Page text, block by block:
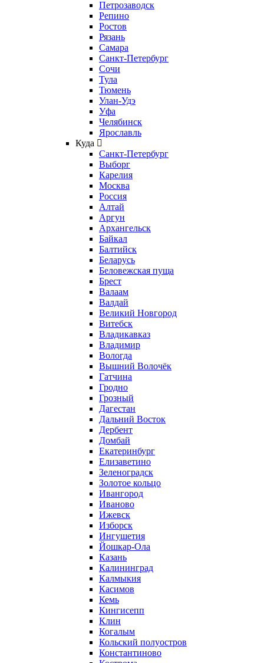
Петрозаводск
Репино
Ростов
Рязань
Самара
Санкт-Петербург
Сочи
Тула
Тюмень
Улан-Удэ
Уфа
Челябинск
Ярославль
Куда
Санкт-Петербург
Выборг
Карелия
Москва
Россия
Алтай
Аргун
Архангельск
Байкал
Балтийск
Беларусь
Беловежская пуща
Брест
Валаам
Валдай
Великий Новгород
Витебск
Владикавказ
Владимир
Вологда
Вышний Волочёк
Гатчина
Гродно
Грозный
Дагестан
Дальний Восток
Дербент
Домбай
Екатеринбург
Елизаветино
Зеленоградск
Золотое кольцо
Ивангород
Иваново
Ижевск
Изборск
Ингушетия
Йошкар-Ола
Казань
Калининград
Калмыкия
Касимов
Кемь
Кингисепп
Клин
Когалым
Кольский полуостров
Константиново